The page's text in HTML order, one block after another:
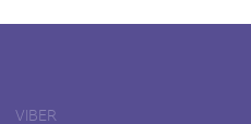
VIBER